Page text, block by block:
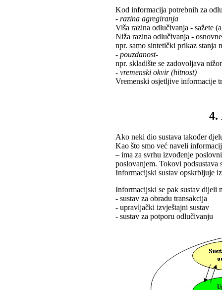
Kod informacija potrebnih za
- razina agregiranja
Viša razina odlučivanja - sažete
Niža razina odlučivanja -
npr. samo sintetički prikaz stanja
- pouzdanost-
npr. skladište se zadovoljava
- vremenski okvir (hitnost)
Vremenski osjetljive informacije
4.
Ako neki dio sustava također
Kao što smo već naveli
– ima za svrhu izvođenje
poslovanjem. Tokovi
Informacijski sustav opskrbljuje
Informacijski se pak sustav dijeli
- sustav za obradu transakcija
- upravljački izvještajni sustav
- sustav za potporu odlučivanju